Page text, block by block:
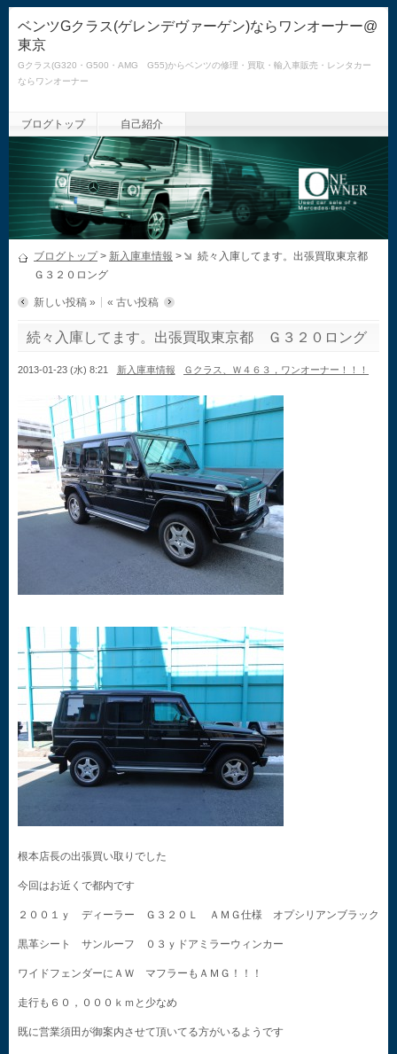
ベンツGクラス(ゲレンデヴァーゲン)ならワンオーナー@
東京
Gクラス(G320・G500・AMG G55)からベンツの修理・買取・輸入車販売・レンタカー
ならワンオーナー
ブログトップ 自己紹介
ブログトップ> 新入庫車情報 >
続々入庫してます。出張買取東京都
Ｇ３２０ロング
新しい投稿 » « 古い投稿
続々入庫してます。出張買取東京都 Ｇ３２０ロング
2013-01-23 (水) 8:21 新入庫車情報 Ｇクラス、Ｗ４６３，ワンオーナー！！！
根本店長の出張買い取りでした
今回はお近くで都内です
２００１ｙ ディーラー Ｇ３２０Ｌ ＡＭＧ仕様 オプシリアンブラック
黒革シート サンルーフ ０３ｙドアミラーウィンカー
ワイドフェンダーにＡＷ マフラーもＡＭＧ！！！
走行も６０，０００ｋｍと少なめ
既に営業須田が御案内させて頂いてる方がいるようです